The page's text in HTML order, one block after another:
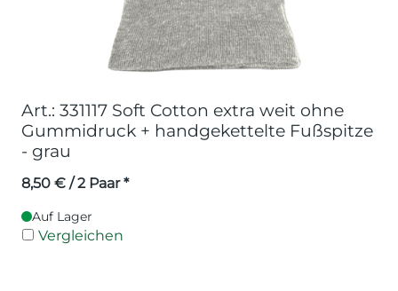
Art.: 331117 Soft Cotton extra weit ohne
Gummidruck + handgekettelte Fußspitze
- grau
8,50 € / 2 Paar *
Auf Lager
Vergleichen